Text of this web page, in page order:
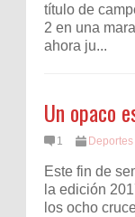
título de
2 en una
ahora ju...
Un opaco
1 Deportes
Este fin de
la edición
los ocho